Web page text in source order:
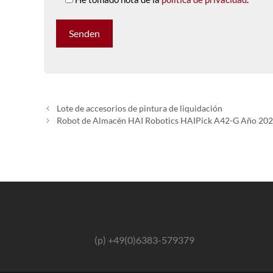
Lote de accesorios de pintura de liquidación
Robot de Almacén HAI Robotics HAIPick A42-G Año
(p) +49(0)6383-579379